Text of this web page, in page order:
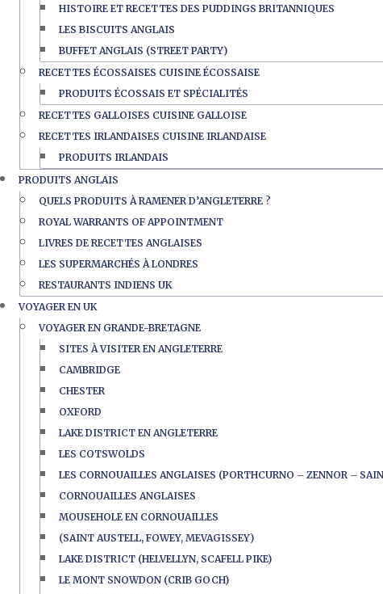
HISTOIRE ET RECETTES DES PUDDINGS BRITANNIQUES
LES BISCUITS ANGLAIS
BUFFET ANGLAIS (STREET PARTY)
RECETTES ÉCOSSAISES CUISINE ÉCOSSAISE
PRODUITS ÉCOSSAIS ET SPÉCIALITÉS
RECETTES GALLOISES CUISINE GALLOISE
RECETTES IRLANDAISES CUISINE IRLANDAISE
PRODUITS IRLANDAIS
PRODUITS ANGLAIS
QUELS PRODUITS À RAMENER D’ANGLETERRE ?
ROYAL WARRANTS OF APPOINTMENT
LIVRES DE RECETTES ANGLAISES
LES SUPERMARCHÉS À LONDRES
RESTAURANTS INDIENS UK
VOYAGER EN UK
VOYAGER EN GRANDE-BRETAGNE
SITES À VISITER EN ANGLETERRE
CAMBRIDGE
CHESTER
OXFORD
LAKE DISTRICT EN ANGLETERRE
LES COTSWOLDS
LES CORNOUAILLES ANGLAISES (PORTHCURNO – ZENNOR –
CORNOUAILLES ANGLAISES
MOUSEHOLE EN CORNOUAILLES
(SAINT AUSTELL, FOWEY, MEVAGISSEY)
LAKE DISTRICT (HELVELLYN, SCAFELL PIKE)
LE MONT SNOWDON (CRIB GOCH)